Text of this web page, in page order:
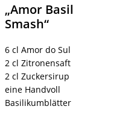
„Amor Basil
Smash“
6 cl Amor do Sul
2 cl Zitronensaft
2 cl Zuckersirup
eine Handvoll
Basilikumblätter